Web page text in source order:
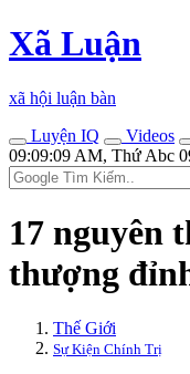
Xã Luận
xã hội luận bàn
Luyện IQ
Videos
09:09:09 AM, Thứ Abc
17 nguyên
thượng
Thế Giới
Sự Kiện Chính Trị